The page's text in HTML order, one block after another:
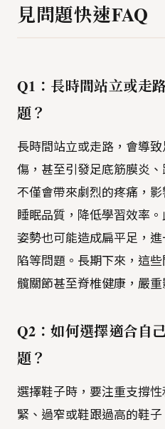
見問題快速FAQ
Q1：長時間站立或走
題？
長時間站立或走路，會導
傷，甚至引發足底筋膜炎
不僅會帶來劇烈的疼痛，
睡眠品質，降低學習效率
姿勢也可能造成扁平足，
陷等問題。長期下來，這
髖關節甚至脊椎健康，嚴重
Q2：如何選擇適合自
題？
選擇鞋子時，要注重支撐
緊、過窄或鞋跟過高的鞋